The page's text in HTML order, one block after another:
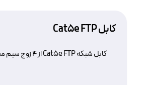
کابل Cat5e FTP
کابل شبکه Cat5e FTP از ۴ زوج سیم مسی تشکیل شده است که بدور کل چهار زوج یک لایه فویل فلزی کشیده شده است . کابل Cat5e FTP در محیطهای نویزی بکار برده می شود .